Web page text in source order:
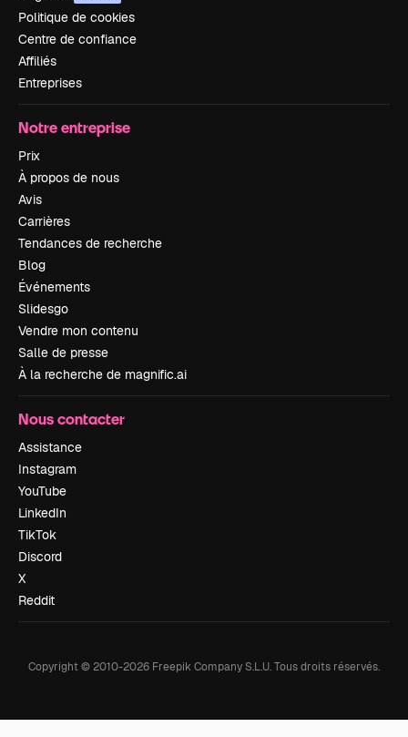
Politique de cookies
Centre de confiance
Affiliés
Entreprises
Notre entreprise
Prix
À propos de nous
Avis
Carrières
Tendances de recherche
Blog
Événements
Slidesgo
Vendre mon contenu
Salle de presse
À la recherche de magnific.ai
Nous contacter
Assistance
Instagram
YouTube
LinkedIn
TikTok
Discord
X
Reddit
Copyright © 2010-2026 Freepik Company S.L.U.Tous droits réservés.